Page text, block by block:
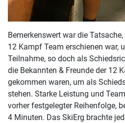
Bemerkenswert war die
12 Kampf Team erschienen war,
Teilnahme, so doch als
die Bekannten & Freunde der 12
gekommen waren, um als
stehen. Starke Leistung und
vorher festgelegter Reihenfolge,
4 Minuten. Das SkiErg brachte